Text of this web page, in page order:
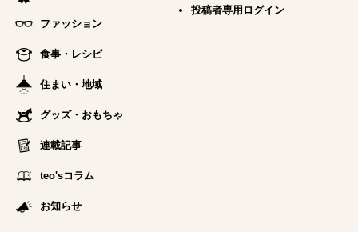
ファッション
食事・レシピ
住まい・地域
グッズ・おもちゃ
連載記事
teo'sコラム
お知らせ
投稿者専用ログイン